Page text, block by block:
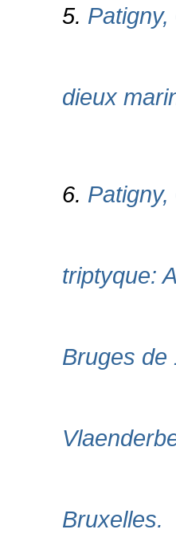
5.
dieux
6.
triptyque:
Bruges de
Bruxelles.